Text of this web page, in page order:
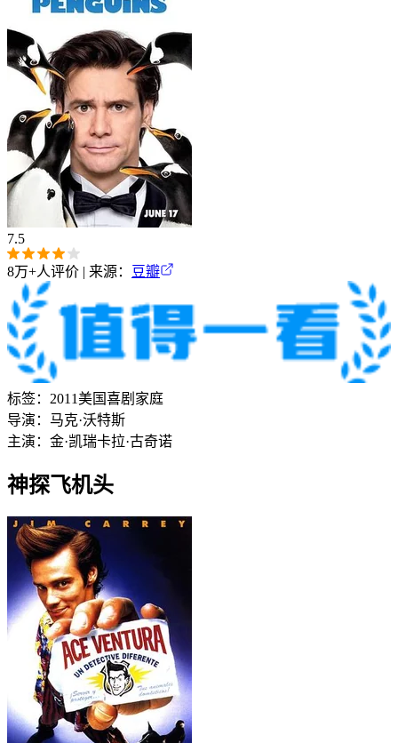
7.5
8万+人评价 | 来源： 豆瓣
标签： 2011美国喜剧 家庭
导演： 马克·沃特斯
主演： 金·凯瑞卡拉·古奇诺
神探飞机头